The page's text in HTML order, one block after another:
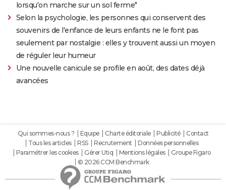
lorsqu'on marche sur un sol ferme"
Selon la psychologie, les personnes qui conservent des
souvenirs de l'enfance de leurs enfants ne le font pas
seulement par nostalgie : elles y trouvent aussi un moyen
de réguler leur humeur
Une nouvelle canicule se profile en août, des dates déjà
avancées
Qui sommes-nous ? Equipe Charte éditoriale Publicité
Contact
Tous les articles
RSS Recrutement
Données personnelles
Paramétrer les cookies
Gérer Utiq Mentions légales
Groupe Figaro
© 2026 CCM Benchmark